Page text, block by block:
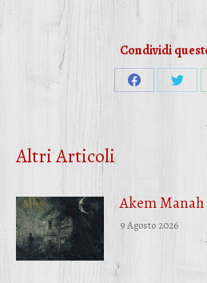
Condividi
Condividi
Altri Articoli
Akem
9 Agosto 2026